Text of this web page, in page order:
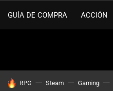
GUÍA DE COMPRA ACCIÓN
HOY SE HABLA DE
RPG Steam Gaming